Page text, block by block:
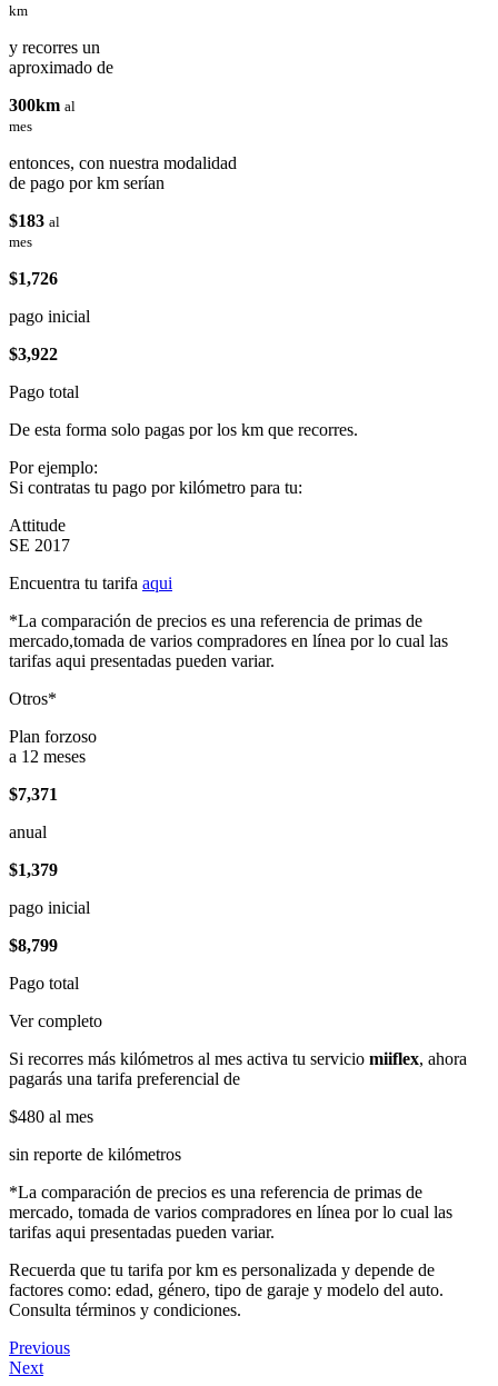
km
y recorres un
aproximado de
300km al
mes
entonces, con nuestra modalidad
de pago por km serían
$183 al
mes
$1,726
pago inicial
$3,922
Pago total
De esta forma solo pagas por los km que recorres.
Por ejemplo:
Si contratas tu pago por kilómetro para tu:
Attitude
SE 2017
Encuentra tu tarifa aqui
*La comparación de precios es una referencia de primas de
mercado,tomada de varios compradores en línea por lo cual las
tarifas aqui presentadas pueden variar.
Otros*
Plan forzoso
a 12 meses
$7,371
anual
$1,379
pago inicial
$8,799
Pago total
Ver completo
Si recorres más kilómetros al mes activa tu servicio miiflex, ahora
pagarás una tarifa preferencial de
$480 al mes
sin reporte de kilómetros
*La comparación de precios es una referencia de primas de
mercado, tomada de varios compradores en línea por lo cual las
tarifas aqui presentadas pueden variar.
Recuerda que tu tarifa por km es personalizada y depende de
factores como: edad, género, tipo de garaje y modelo del auto.
Consulta términos y condiciones.
Previous
Next